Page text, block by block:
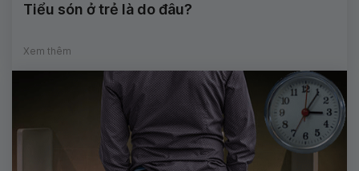
Tiểu són ở trẻ là do đâu?
Xem thêm